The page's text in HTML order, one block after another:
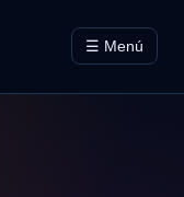
☰ Menú